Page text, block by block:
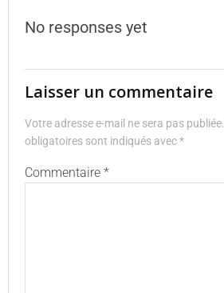
No responses yet
Laisser un commentaire
Votre adresse e-mail ne sera pas publiée.
obligatoires sont indiqués avec*
Commentaire *